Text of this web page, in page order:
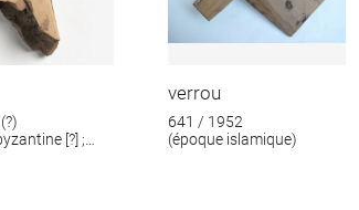
[?] ;
verrou
641 / 1952
(époque islamique)